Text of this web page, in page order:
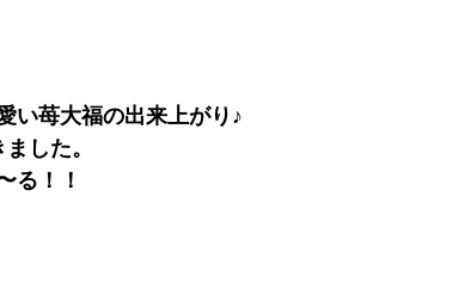
い苺大福の出来上がり♪
した。
る！！